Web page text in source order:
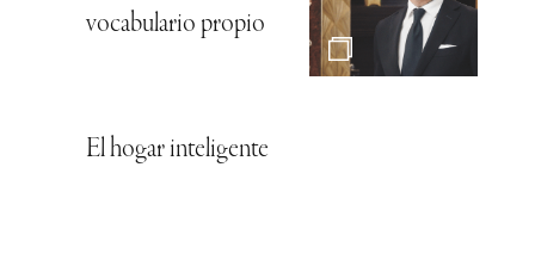
vocabulario propio
El hogar inteligente